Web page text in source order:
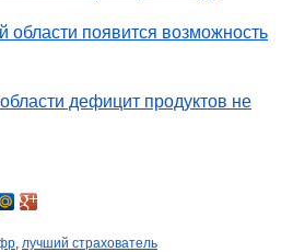
области появится возможность
дефицит продуктов не
, лучший страхователь